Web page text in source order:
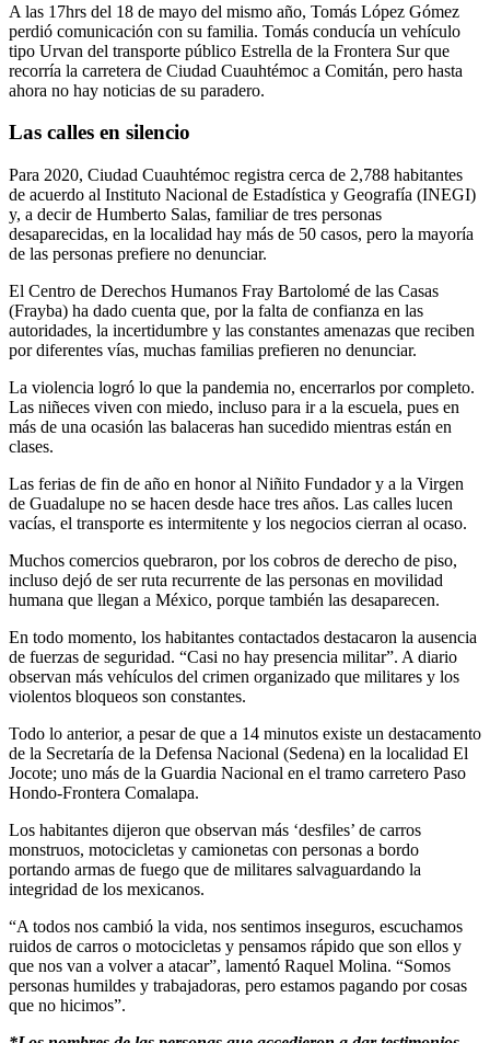
A las 17hrs del 18 de mayo del mismo año, Tomás López Gómez
perdió comunicación con su familia. Tomás conducía un vehículo
tipo Urvan del transporte público Estrella de la Frontera Sur que
recorría la carretera de Ciudad Cuauhtémoc a Comitán, pero hasta
ahora no hay noticias de su paradero.
Las calles en silencio
Para 2020, Ciudad Cuauhtémoc registra cerca de 2,788 habitantes
de acuerdo al Instituto Nacional de Estadística y Geografía (INEGI)
y, a decir de Humberto Salas, familiar de tres personas
desaparecidas, en la localidad hay más de 50 casos, pero la mayoría
de las personas prefiere no denunciar.
El Centro de Derechos Humanos Fray Bartolomé de las Casas
(Frayba) ha dado cuenta que, por la falta de confianza en las
autoridades, la incertidumbre y las constantes amenazas que reciben
por diferentes vías, muchas familias prefieren no denunciar.
La violencia logró lo que la pandemia no, encerrarlos por completo.
Las niñeces viven con miedo, incluso para ir a la escuela, pues en
más de una ocasión las balaceras han sucedido mientras están en
clases.
Las ferias de fin de año en honor al Niñito Fundador y a la Virgen
de Guadalupe no se hacen desde hace tres años. Las calles lucen
vacías, el transporte es intermitente y los negocios cierran al ocaso.
Muchos comercios quebraron, por los cobros de derecho de piso,
incluso dejó de ser ruta recurrente de las personas en movilidad
humana que llegan a México, porque también las desaparecen.
En todo momento, los habitantes contactados destacaron la ausencia
de fuerzas de seguridad. “Casi no hay presencia militar”. A diario
observan más vehículos del crimen organizado que militares y los
violentos bloqueos son constantes.
Todo lo anterior, a pesar de que a 14 minutos existe un destacamento
de la Secretaría de la Defensa Nacional (Sedena) en la localidad El
Jocote; uno más de la Guardia Nacional en el tramo carretero Paso
Hondo-Frontera Comalapa.
Los habitantes dijeron que observan más ‘desfiles’ de carros
monstruos, motocicletas y camionetas con personas a bordo
portando armas de fuego que de militares salvaguardando la
integridad de los mexicanos.
“A todos nos cambió la vida, nos sentimos inseguros, escuchamos
ruidos de carros o motocicletas y pensamos rápido que son ellos y
que nos van a volver a atacar”, lamentó Raquel Molina. “Somos
personas humildes y trabajadoras, pero estamos pagando por cosas
que no hicimos”.